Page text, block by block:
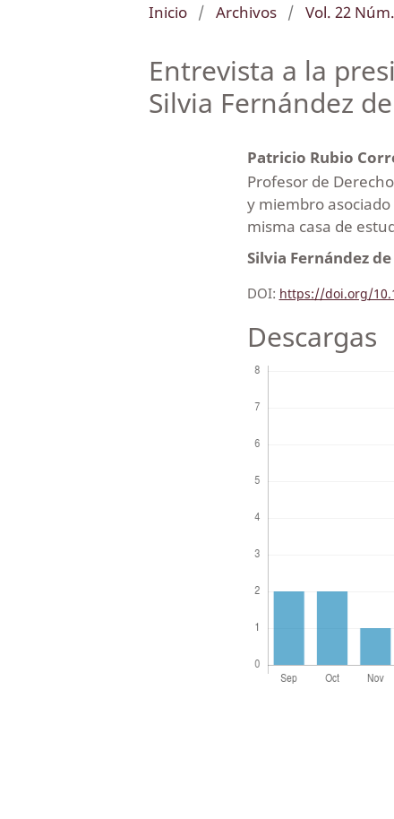
Inicio / Archivos / Vol. 22
Entrevista a la
Silvia Fernández
Patricio Rubio
Profesor de
y miembro
misma casa de
Silvia Fernández
DOI: https://doi.org/
Descargas